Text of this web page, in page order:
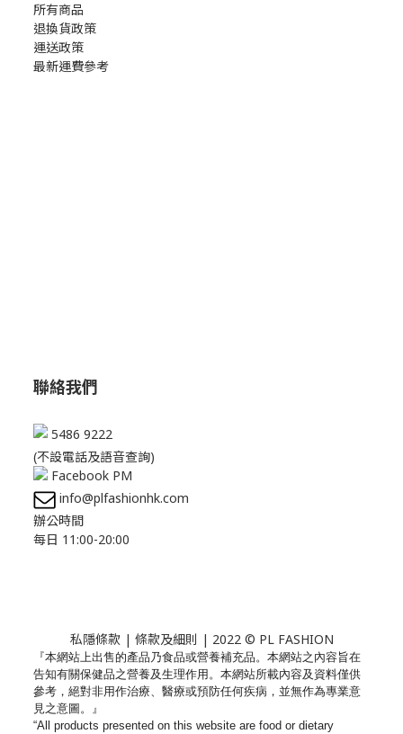
所有商品
退換貨政策
運送政策
最新運費參考
聯絡我們
5486 9222
(不設電話及語音查詢)
Facebook PM
info@plfashionhk.com
辦公時間
每日 11:00-20:00
私隱條款| 條款及細則 | 2022 © PL FASHION
『本網站上出售的產品乃食品或營養補充品。 本網站之內容旨在
告知有關保健品之營養及生理作用。 本網站所載內容及資料僅供
參考，絕對非用作治療、 醫療或預防任何疾病，並無作為專業意
見之意圖。』
“All products presented on this website are food or dietary